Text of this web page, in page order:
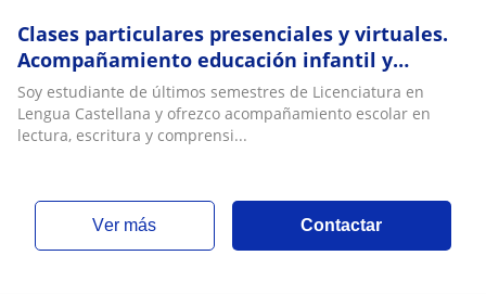
Clases particulares presenciales y virtuales.
Acompañamiento educación infantil y
bachilletato
Soy estudiante de últimos semestres de Licenciatura en
Lengua Castellana y ofrezco acompañamiento escolar en
lectura, escritura y comprensi...
ver más Contactar